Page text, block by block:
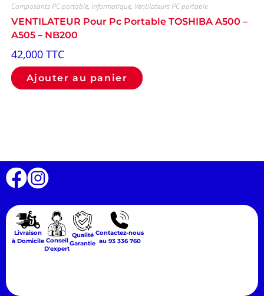
Composants PC portable, Informatique, Ventilateurs PC portable
VENTILATEUR Pour Pc Portable TOSHIBA A500 –
A505 – NB200
42,000 TTC
Ajouter au panier
Livraison
à Domicile Conseil
D'expert
Qualité
Garantie
Contactez-nous
au 93 336 760